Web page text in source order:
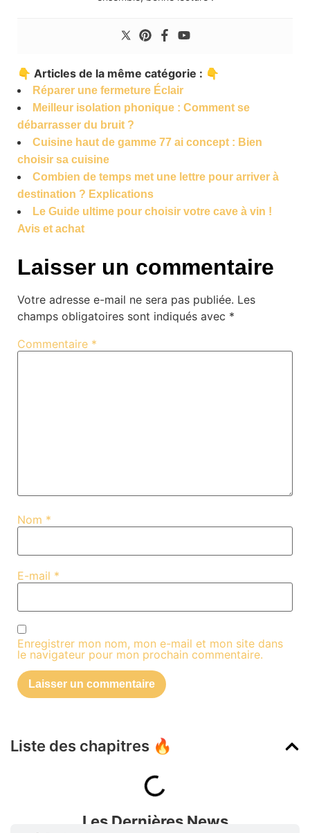
Liste des chapitres 🔥
👇 Articles de la même catégorie : 👇
Réparer une fermeture Éclair
Meilleur isolation phonique : Comment se
débarrasser du bruit ?
Cuisine haut de gamme 77 ai concept : Bien
choisir sa cuisine
Combien de temps met une lettre pour arriver à
destination ? Explications
Le Guide ultime pour choisir votre cave à vin !
Avis et achat
Laisser un commentaire
Votre adresse e-mail ne sera pas publiée. Les
champs obligatoires sont indiqués avec *
Commentaire *
Nom *
E-mail *
Enregistrer mon nom, mon e-mail et mon site dans
le navigateur pour mon prochain commentaire.
Les Dernières News